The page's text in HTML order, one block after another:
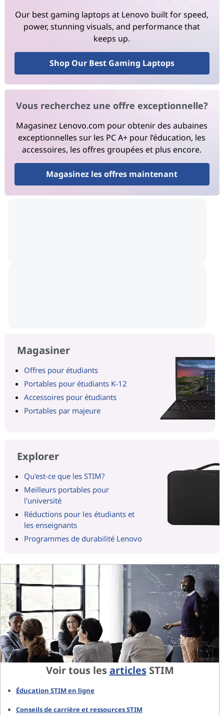
Our best gaming laptops at Lenovo built for speed,
power, stunning visuals, and performance that
keeps up.
Shop Our Best Gaming Laptops
Vous recherchez une offre exceptionnelle?
Magasinez Lenovo.com pour obtenir des aubaines
exceptionnelles sur les PC A+ pour l’éducation, les
accessoires, les offres groupées et plus encore.
Magasinez les offres maintenant
Magasiner
Offres pour étudiants
Portables pour étudiants K-12
Accessoires pour étudiants
Portables par majeure
Explorer
Qu'est-ce que les STIM?
Meilleurs portables pour
l'université
Réductions pour les étudiants et
les enseignants
Programmes de durabilité Lenovo
Voir tous lesarticlesSTIM
Éducation STIM en ligne
Conseils de carrière et ressources STIM